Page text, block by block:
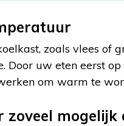
zoals vlees of
Door uw eten eerst
om warm te
zoveel mogelijk